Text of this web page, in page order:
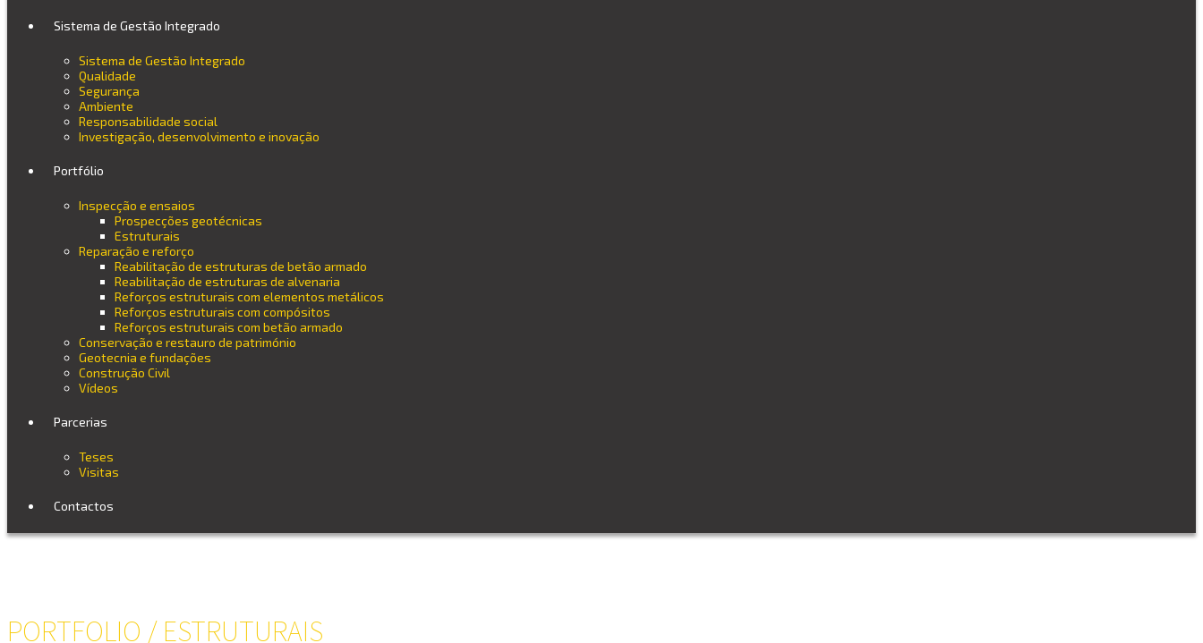
Sistema de Gestão Integrado
Sistema de Gestão Integrado
Qualidade
Segurança
Ambiente
Responsabilidade social
Investigação, desenvolvimento e inovação
Portfólio
Inspecção e ensaios
Prospecções geotécnicas
Estruturais
Reparação e reforço
Reabilitação de estruturas de betão armado
Reabilitação de estruturas de alvenaria
Reforços estruturais com elementos metálicos
Reforços estruturais com compósitos
Reforços estruturais com betão armado
Conservação e restauro de património
Geotecnia e fundações
Construção Civil
Vídeos
Parcerias
Teses
Visitas
Contactos
PORTFOLIO / ESTRUTURAIS